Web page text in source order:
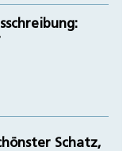
Schatz,